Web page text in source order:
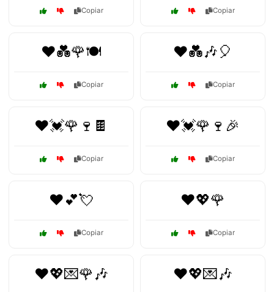
Copiar Copiar
❤️💑🌹🍽️
Copiar
❤️💑🎶🎈
Copiar
❤️💓🌹🍷🍫
Copiar
❤️💓🌹🍷🎉
Copiar
❤️💕💘
Copiar
❤️💖🌹
Copiar
❤️💖💌🌹🎶 ❤️💖💌🎶